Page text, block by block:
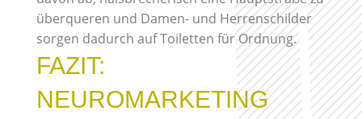
überqueren und Damen- und Herrenschilder
sorgen dadurch auf Toiletten für Ordnung.
FAZIT:
NEUROMARKETING